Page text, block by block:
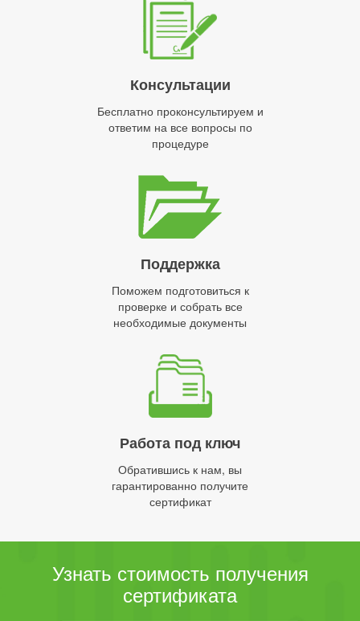
Консультации
Бесплатно проконсультируем и
ответим на все вопросы по
процедуре
Поддержка
Поможем подготовиться к
проверке и собрать все
необходимые документы
Работа под ключ
Обратившись к нам, вы
гарантированно получите
сертификат
Узнать стоимость получения
сертификата